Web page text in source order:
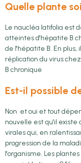
Quelle plante
Le naucléa latifolia est
atteintes d'hépatite B
de l'hépatite B. En
réplication du virus
B chronique
Est-il possible
Non et oui et tout
nouvelle est qu'il
virales qui, en
progression de la
l'organisme. Les